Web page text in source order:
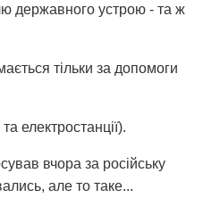
державного устрою - та ж
тільки за допомоги
електростанції).
вчора за російську
але то таке...